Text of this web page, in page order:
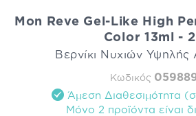
Mon Reve Gel-Like High
Color 13ml -
Βερνίκι Νυχιών
Κωδικός
Άμεση Διαθεσιμότητα
Mόνο 2 προϊόντα είναι